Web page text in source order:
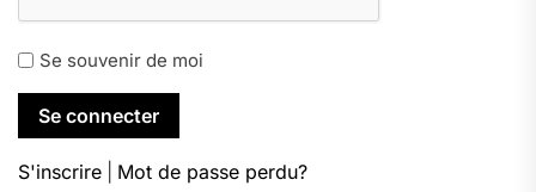
Se souvenir de moi
S'inscrire Mot de passe perdu?